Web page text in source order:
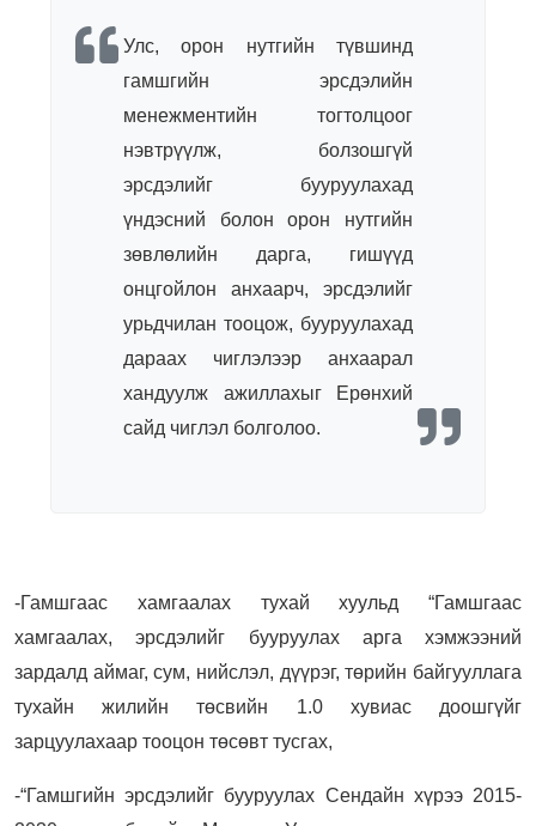
Улс, орон нутгийн түвшинд
гамшгийн эрсдэлийн
менежментийн тогтолцоог
нэвтрүүлж, болзошгүй
эрсдэлийг бууруулахад
үндэсний болон орон нутгийн
зөвлөлийн дарга, гишүүд
онцгойлон анхаарч, эрсдэлийг
урьдчилан тооцож, бууруулахад
дараах чиглэлээр анхаарал
хандуулж ажиллахыг Ерөнхий
сайд чиглэл болголоо.
-Гамшгаас хамгаалах тухай хуульд “Гамшгаас
хамгаалах, эрсдэлийг бууруулах арга хэмжээний
зардалд аймаг, сум, нийслэл, дүүрэг, төрийн байгууллага
тухайн жилийн төсвийн 1.0 хувиас доошгүйг
зарцуулахаар тооцон төсөвт тусгах,
-“Гамшгийн эрсдэлийг бууруулах Сендайн хүрээ 2015-